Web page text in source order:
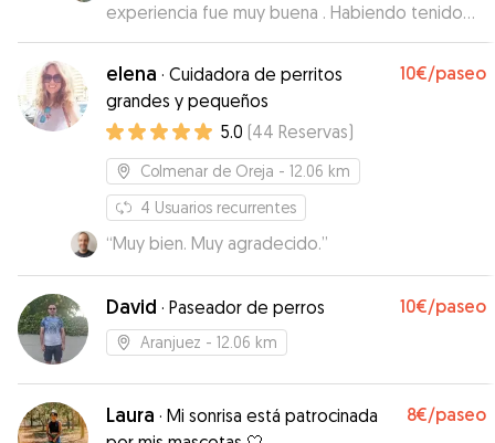
experiencia fue muy buena . Habiendo tenido
tantas experiencias con cuidadores puedo decir
que no es de las que más fotos o videos envía
pero está bien, se que Pampita estuvo cuidada
y acompañada y vamos a repetir! Ya que
además de tener una atención bastante
exclusiva, porque no tiene muchos perritos al
mismo tiempo , creo que los precios que
maneja son muy adecuados !! Estamos muy
contentas con Mirella y la recomendamos !
elena · Cuidadora de perritos
grandes y pequeños
10€/paseo
5.0 (44 Reservas)
Colmenar de Oreja - 12.06 km
4 Usuarios recurrentes
“Muy bien. Muy agradecido.”
David · Paseador de perros 10€/paseo
Aranjuez - 12.06 km
Laura · Mi sonrisa está patrocinada
8€/paseo